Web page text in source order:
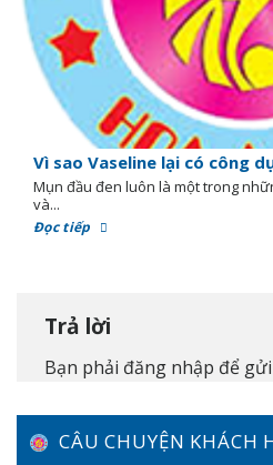
Vì sao Vaseline lại có công
Mụn đầu đen luôn là một trong
và...
Đọc tiếp
Trả lời
Bạn phải đăng nhập để
CÂU CHUYỆN KHÁCH